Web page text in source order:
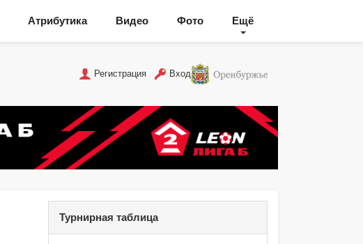
Атрибутика Видео Фото Ещё
Регистрация Вход
Турнирная таблица